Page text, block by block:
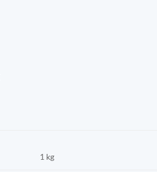
1 kg